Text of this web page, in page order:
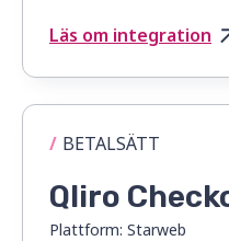
Läs om integration
/ BETALSÄTT
Qliro
Plattform: Starweb